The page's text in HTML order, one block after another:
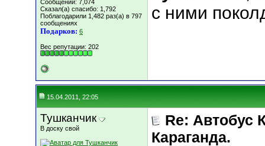
Сообщений: 7,074
Сказал(а) спасибо: 1,792
Поблагодарили 1,482 раз(а) в 797
сообщениях
Подарков: 6
Вес репутации: 202
с ними
15.04.2011, 22:05
Тушканчик
В доску свой
Re: Автобус
Караганда.